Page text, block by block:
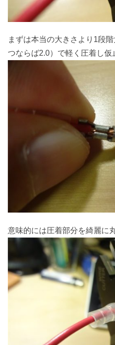
まずは本当の大きさより1段
つならば2.0）で軽く圧着し仮
意味的には圧着部分を綺麗に